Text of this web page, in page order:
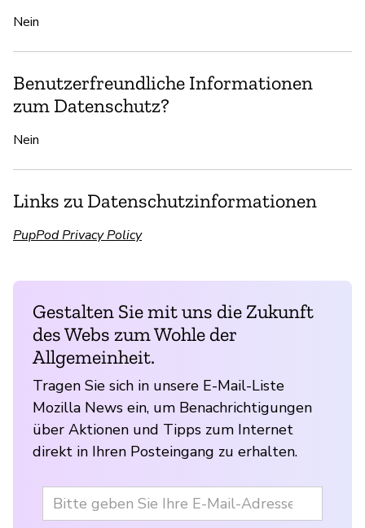
Nein
Benutzerfreundliche Informationen
zum Datenschutz?
Nein
Links zu Datenschutzinformationen
PupPod Privacy Policy
Gestalten Sie mit uns die Zukunft
des Webs zum Wohle der
Allgemeinheit.
Tragen Sie sich in unsere E-Mail-Liste
Mozilla News ein, um Benachrichtigungen
über Aktionen und Tipps zum Internet
direkt in Ihren Posteingang zu erhalten.